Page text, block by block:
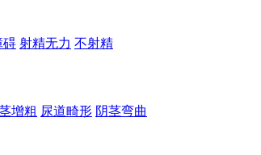
碍 射精无力 不射精
增粗 尿道畸形 阴茎弯曲